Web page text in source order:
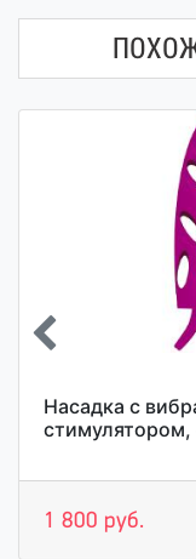
Насадка с
стимулятором,
1 800 руб.